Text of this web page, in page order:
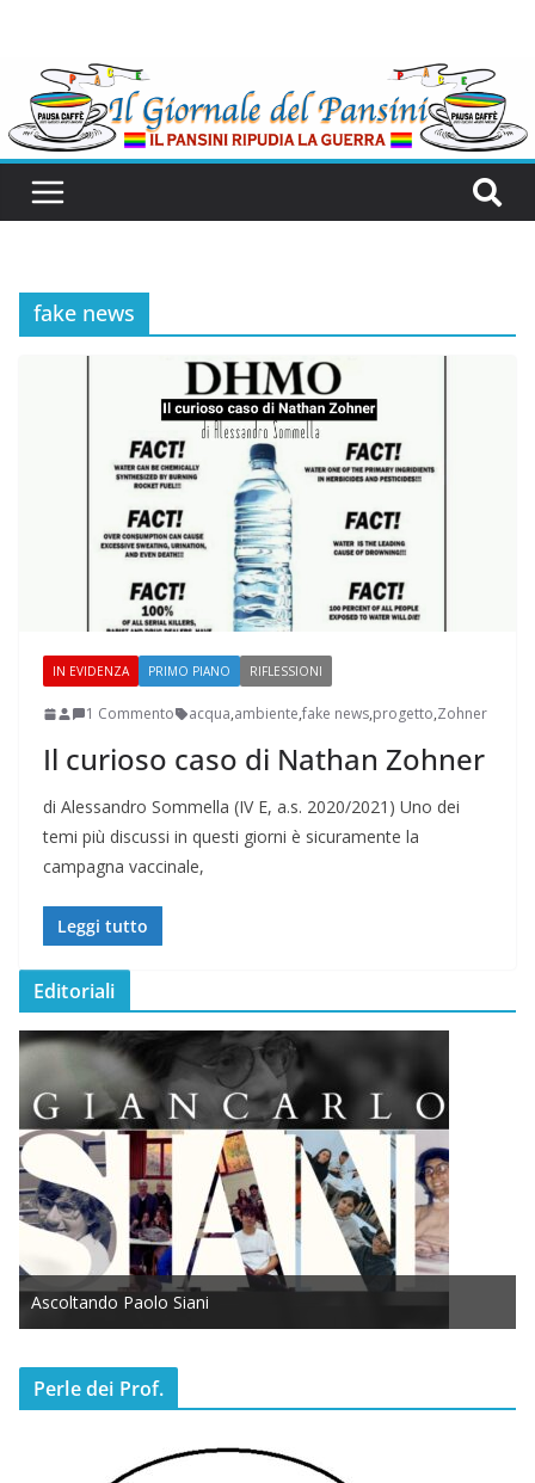
fake news
IN EVIDENZA PRIMO PIANO RIFLESSIONI
1 Commento acqua,ambiente,fake news,progetto,Zohner
Il curioso caso di Nathan Zohner
di Alessandro Sommella (IV E, a.s. 2020/2021) Uno dei
temi più discussi in questi giorni è sicuramente la
campagna vaccinale,
Leggi tutto
Editoriali
Ascoltando Paolo Siani
Perle dei Prof.